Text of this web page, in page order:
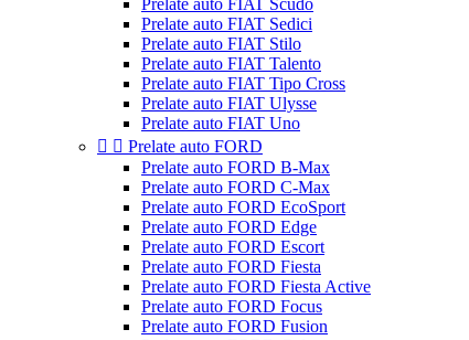
Prelate auto FIAT Scudo
Prelate auto FIAT Sedici
Prelate auto FIAT Stilo
Prelate auto FIAT Talento
Prelate auto FIAT Tipo Cross
Prelate auto FIAT Ulysse
Prelate auto FIAT Uno
  Prelate auto FORD
Prelate auto FORD B-Max
Prelate auto FORD C-Max
Prelate auto FORD EcoSport
Prelate auto FORD Edge
Prelate auto FORD Escort
Prelate auto FORD Fiesta
Prelate auto FORD Fiesta Active
Prelate auto FORD Focus
Prelate auto FORD Fusion